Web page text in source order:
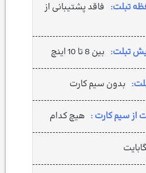
تبلت: فاقد پشتیبانی از
تبلت: بین 8 تا 10 اینچ
بدون سیم کارت
از سیم کارت : هیچ کدام